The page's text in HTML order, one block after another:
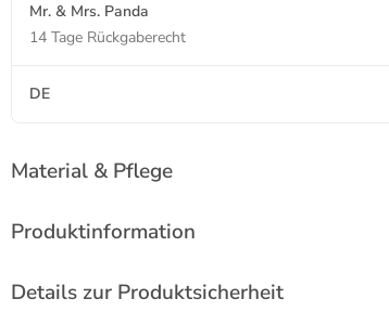
Mr. & Mrs. Panda
14 Tage Rückgaberecht
DE
Material & Pflege
Produktinformation
Details zur Produktsicherheit